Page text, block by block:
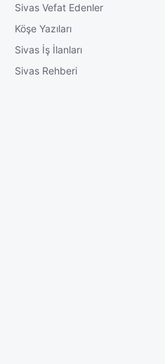
Sivas Vefat Edenler
Köşe Yazıları
Sivas İş İlanları
Sivas Rehberi